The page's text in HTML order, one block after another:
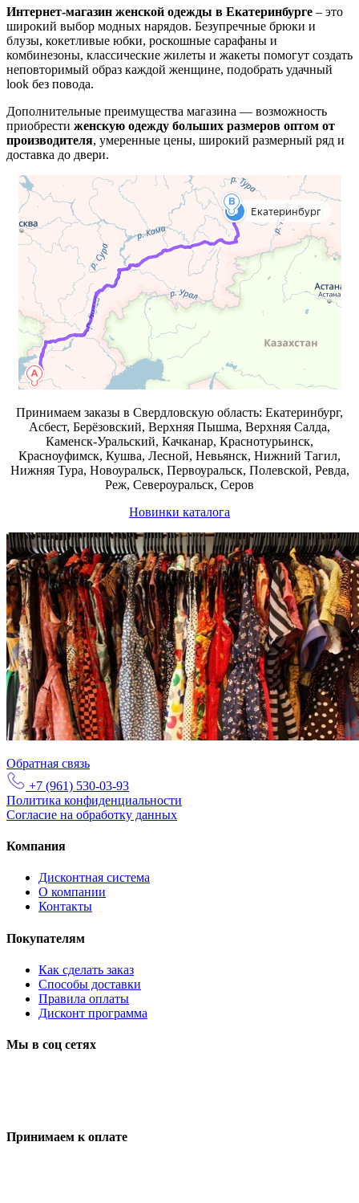
Интернет-магазин женской одежды в Екатеринбурге – это
широкий выбор модных нарядов. Безупречные брюки и
блузы, кокетливые юбки, роскошные сарафаны и
комбинезоны, классические жилеты и жакеты помогут создать
неповторимый образ каждой женщине, подобрать удачный
look без повода.
Дополнительные преимущества магазина — возможность
приобрести женскую одежду больших размеров оптом от
производителя, умеренные цены, широкий размерный ряд и
доставка до двери.
Принимаем заказы в Свердловскую область: Екатеринбург,
Асбест, Берёзовский, Верхняя Пышма, Верхняя Салда,
Каменск-Уральский, Качканар, Краснотурьинск,
Красноуфимск, Кушва, Лесной, Невьянск, Нижний Тагил,
Нижняя Тура, Новоуральск, Первоуральск, Полевской, Ревда,
Реж, Североуральск, Серов
Новинки каталога
Обратная связь
+7 (961) 530-03-93
Политика конфиденциальности
Согласие на обработку данных
Компания
Дисконтная система
О компании
Контакты
Покупателям
Как сделать заказ
Способы доставки
Правила оплаты
Дисконт программа
Мы в соц сетях
Принимаем к оплате